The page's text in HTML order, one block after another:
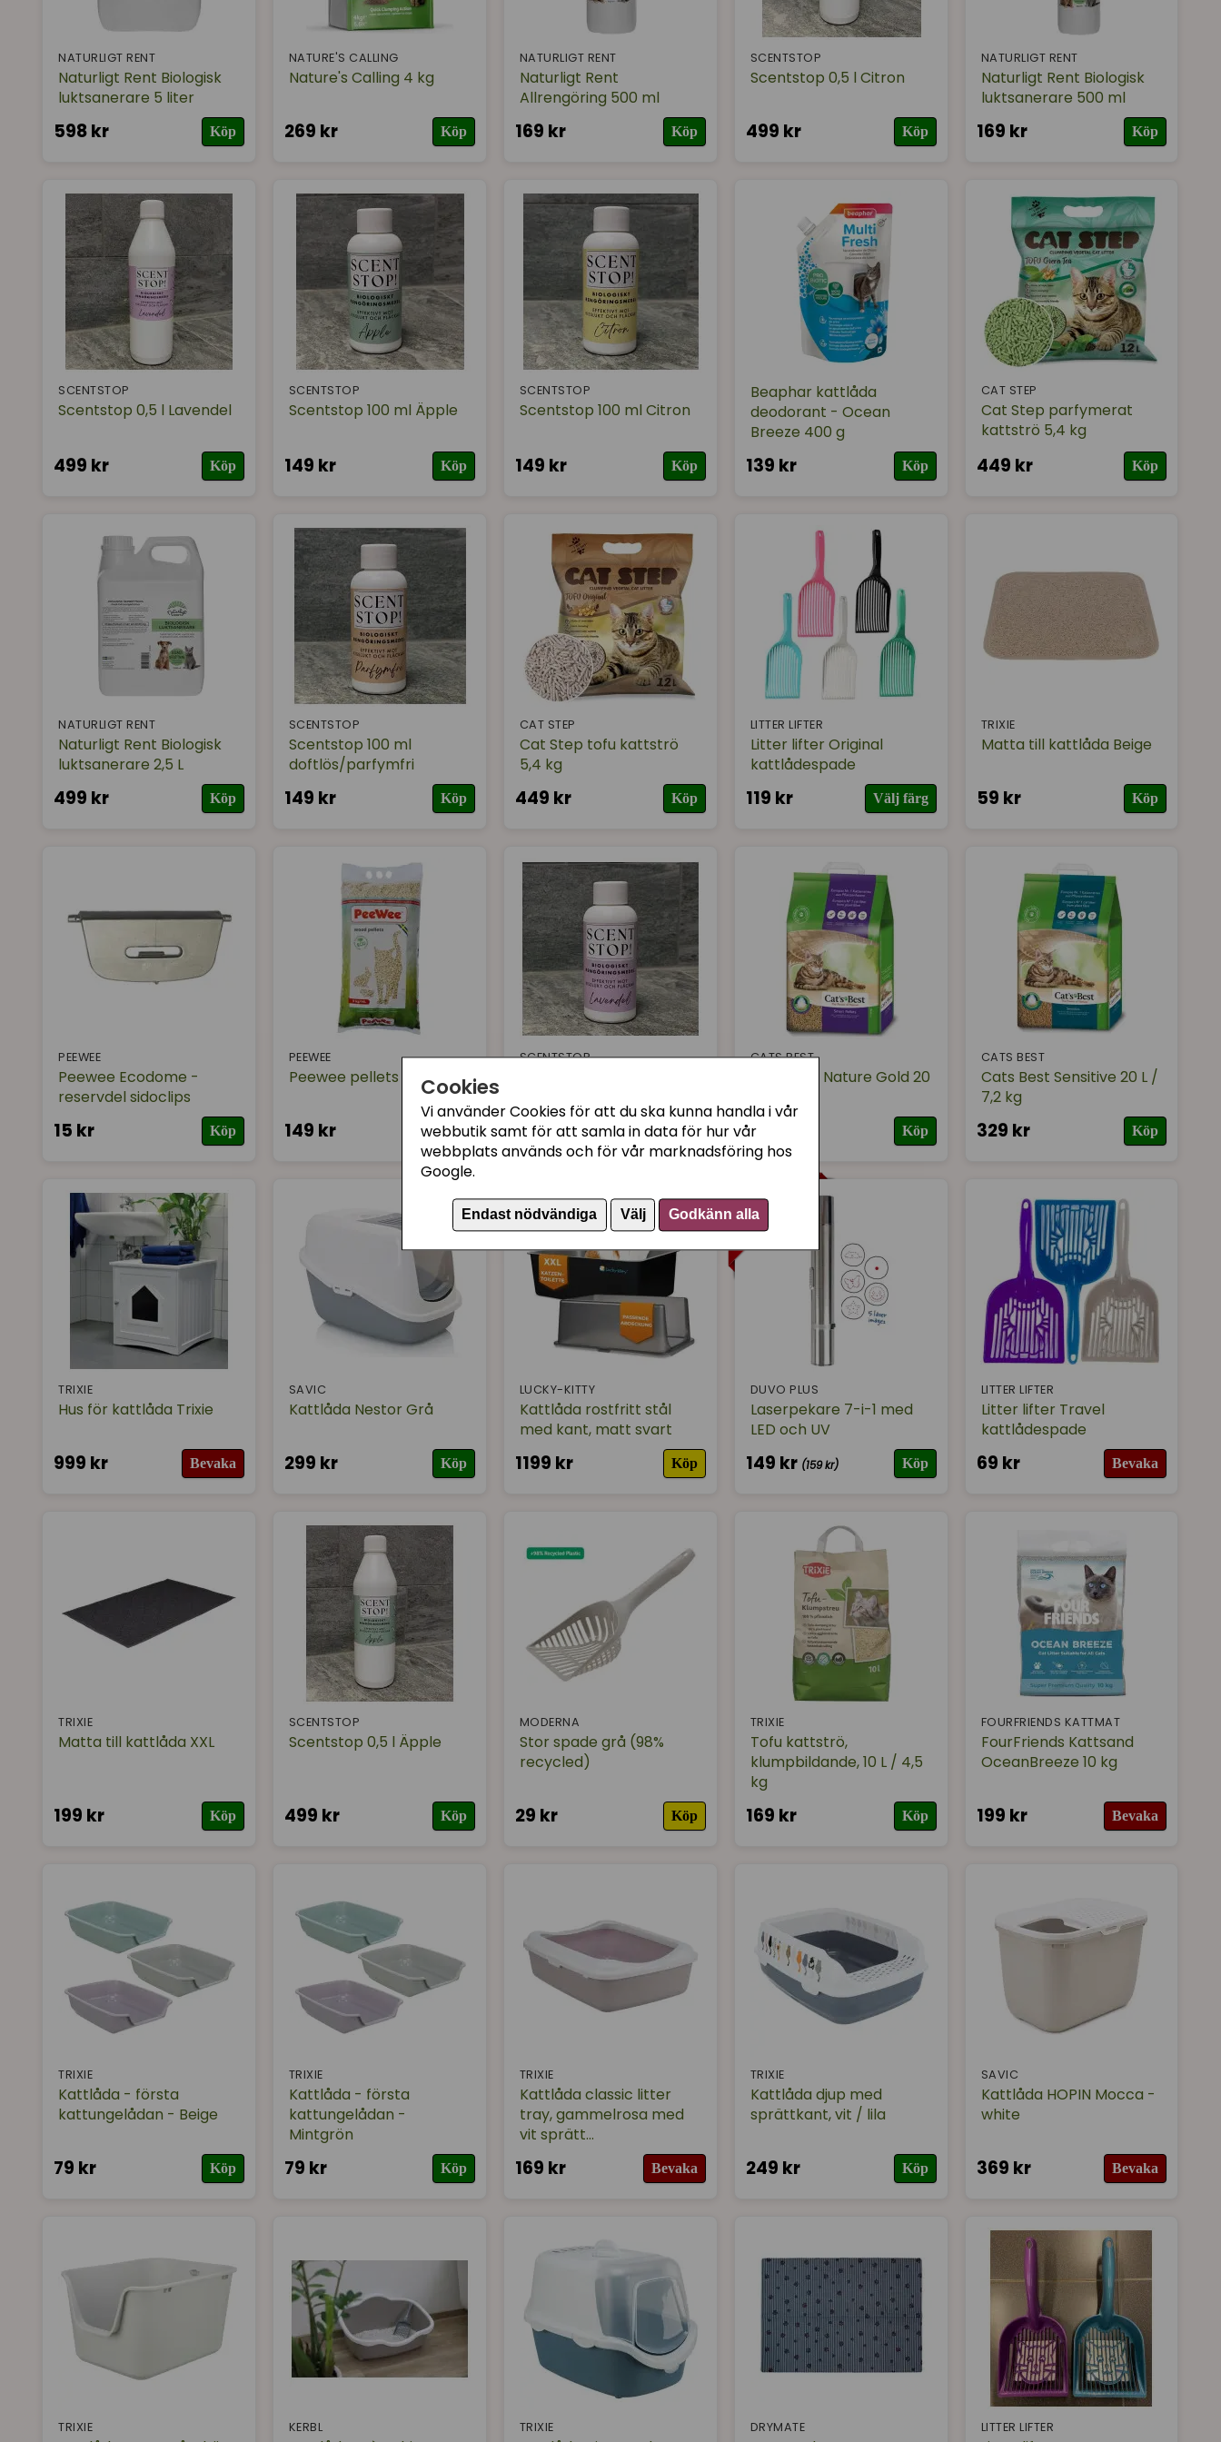
Cookies
Vi använder Cookies för att du ska kunna handla i vår
webbutik samt för att samla in data för hur vår
webbplats används och för vår marknadsföring hos
Google.
Endast nödvändiga Välj Godkänn alla
troligtvis detsamma. Hjälp din katt hålla rent genom att tömma kattlådan morgon och kväll, ha spade och bajspåse när till hands så att det är lätt!
3. Man behöver söka anledningen till lukten i kattens foder, man ger ett foder av dålig kvalité som inte passar katten och då kan avföringen lukta extra dåligt.
Köp ett bra foder av bra kvalité, ett bra strö till kattlådan av bra kvalité och rensa kattlådan morgon och kväll. Kanske varannan månad, eller oftare, så
tömmer du hela kattlådan - skurar den, och fyller på den på nytt strö/kattsand!
// Jessica på Supercat.se
NATURLIGT RENT
Naturligt Rent Biologisk
luktsanerare 5 liter
598 kr Köp
NATURE'S CALLING
Nature's Calling 4 kg
269 kr Köp
NATURLIGT RENT
Naturligt Rent
Allrengöring 500 ml
169 kr Köp
SCENTSTOP
Scentstop 0,5 l Citron
499 kr Köp
NATURLIGT RENT
Naturligt Rent Biologisk
luktsanerare 500 ml
169 kr Köp
SCENTSTOP
Scentstop 0,5 l Lavendel
499 kr Köp
SCENTSTOP
Scentstop 100 ml Äpple
149 kr Köp
SCENTSTOP
Scentstop 100 ml Citron
149 kr Köp
Beaphar kattlåda
deodorant - Ocean
Breeze 400 g
139 kr Köp
CAT STEP
Cat Step parfymerat
kattströ 5,4 kg
449 kr Köp
NATURLIGT RENT
Naturligt Rent Biologisk
luktsanerare 2,5 L
499 kr Köp
SCENTSTOP
Scentstop 100 ml
doftlös/parfymfri
149 kr Köp
CAT STEP
Cat Step tofu kattströ
5,4 kg
449 kr Köp
LITTER LIFTER
Litter lifter Original
kattlådespade
119 kr Välj färg
TRIXIE
Matta till kattlåda Beige
59 kr Köp
PEEWEE
Peewee Ecodome -
reservdel sidoclips
15 kr Köp
PEEWEE
Peewee pellets 14 liter
149 kr Köp
SCENTSTOP
149 kr Köp
CATS BEST
Cats Best Nature Gold 20
379 kr Köp
CATS BEST
Cats Best Sensitive 20 L /
7,2 kg
329 kr Köp
TRIXIE
Hus för kattlåda Trixie
999 kr Bevaka
SAVIC
Kattlåda Nestor Grå
299 kr Köp
LUCKY-KITTY
Kattlåda rostfritt stål
med kant, matt svart
1199 kr Köp
DUVO PLUS
Laserpekare 7-i-1 med
LED och UV
149 kr (159 kr) Köp
LITTER LIFTER
Litter lifter Travel
kattlådespade
69 kr Bevaka
TRIXIE
Matta till kattlåda XXL
199 kr Köp
SCENTSTOP
Scentstop 0,5 l Äpple
499 kr Köp
MODERNA
Stor spade grå (98%
recycled)
29 kr Köp
TRIXIE
Tofu kattströ,
klumpbildande, 10 L / 4,5
kg
169 kr Köp
FOURFRIENDS KATTMAT
FourFriends Kattsand
OceanBreeze 10 kg
199 kr Bevaka
TRIXIE
Kattlåda - första
kattungelådan - Beige
79 kr Köp
TRIXIE
Kattlåda - första
kattungelådan -
Mintgrön
79 kr Köp
TRIXIE
Kattlåda classic litter
tray, gammelrosa med
vit sprätt...
169 kr Bevaka
TRIXIE
Kattlåda djup med
sprättkant, vit / lila
249 kr Köp
SAVIC
Kattlåda HOPIN Mocca -
white
369 kr Bevaka
TRIXIE KERBL TRIXIE DRYMATE LITTER LIFTER